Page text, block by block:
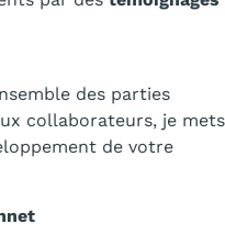
des parties
collaborateurs, je mets
de votre